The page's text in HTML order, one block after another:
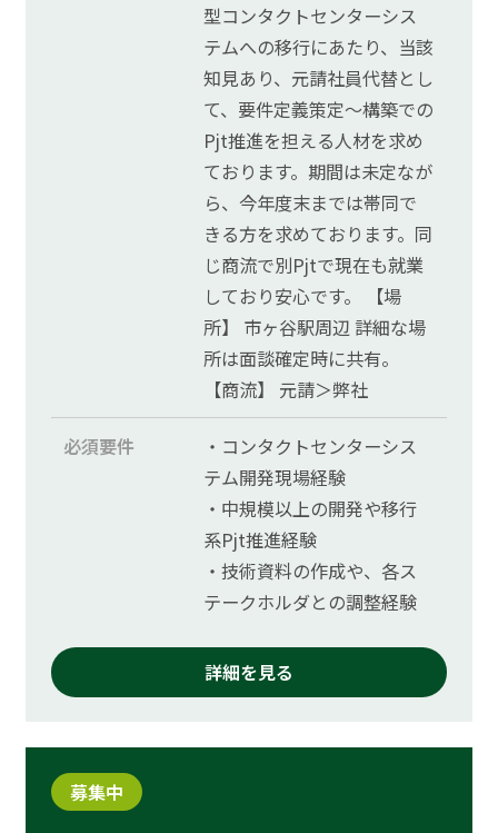
型コンタクトセンターシス
テムへの移行にあたり、当該
知見あり、元請社員代替とし
て、要件定義策定～構築での
Pjt推進を担える人材を求め
ております。期間は未定なが
ら、今年度末までは帯同で
きる方を求めております。同
じ商流で別Pjtで現在も就業
しており安心です。 【場
所】 市ヶ谷駅周辺 詳細な場
所は面談確定時に共有。
【商流】 元請＞弊社
必須要件
・コンタクトセンターシス
テム開発現場経験
・中規模以上の開発や移行
系Pjt推進経験
・技術資料の作成や、各ス
テークホルダとの調整経験
詳細を見る
募集中